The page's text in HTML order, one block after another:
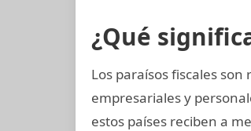
¿Qué
Los paraísos fiscales
empresariales y
estos países reciben a